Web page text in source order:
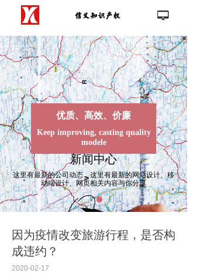
首页
公司介绍
新闻中心
客户案例
联系我们
넡
优质、高效、价廉
Keep improving, casting quality
modele
新闻中心
这里有最新的公司动态，这里有最新的网站设计、移
动端设计、网页相关内容与你分享
因为疫情改变旅游行程，是否构
成违约？
2020-02-17